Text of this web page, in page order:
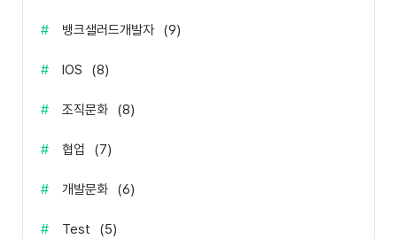
# 뱅크샐러드개발자 (9)
# IOS (8)
# 조직문화 (8)
# 협업 (7)
# 개발문화 (6)
# Test (5)